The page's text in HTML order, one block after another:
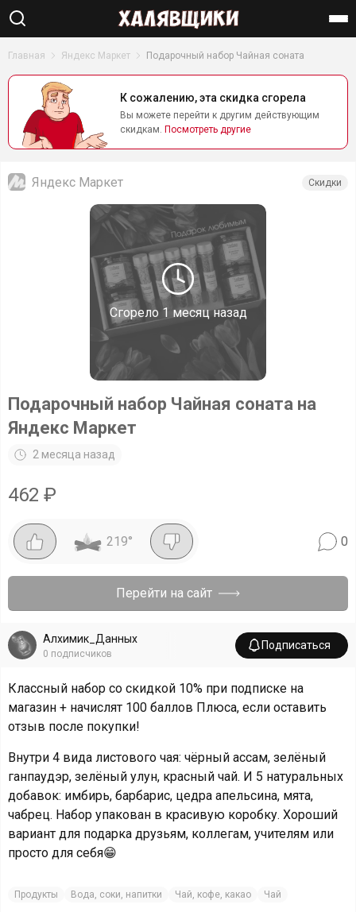
Найти
Главная Яндекс Маркет Подарочный набор Чайная соната
К сожалению, эта скидка сгорела
Вы можете перейти к другим действующим
скидкам. Посмотреть другие
Сгорело 1 месяц назад
Яндекс Маркет Скидки
Подарочный набор Чайная соната на
Яндекс Маркет
2 месяца назад
462 ₽
219° 0
Перейти на сайт
Алхимик_Данных
0 подписчиков
Подписаться
Классный набор со скидкой 10% при подписке на
магазин + начислят 100 баллов Плюса, если оставить
отзыв после покупки!
Внутри 4 вида листового чая: чёрный ассам, зелёный
ганпаудэр, зелёный улун, красный чай. И 5 натуральных
добавок: имбирь, барбарис, цедра апельсина, мята,
чабрец. Набор упакован в красивую коробку. Хороший
вариант для подарка друзьям, коллегам, учителям или
просто для себя😁
Продукты Вода, соки, напитки Чай, кофе, какао Чай